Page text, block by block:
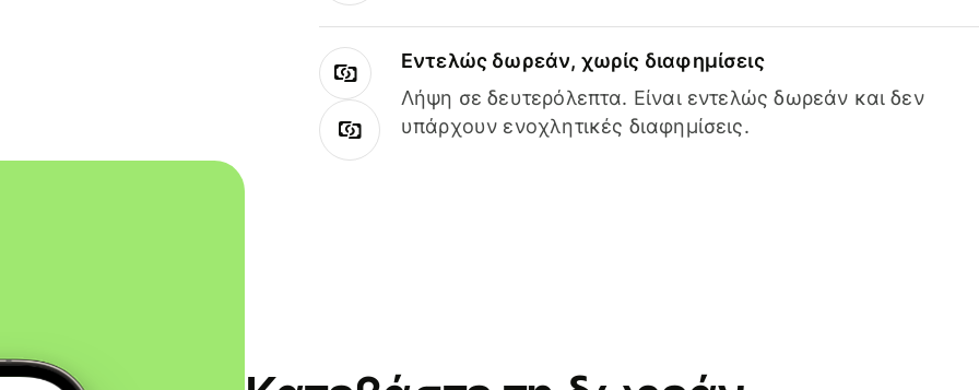
Εντελώς δωρεάν, χωρίς διαφημίσεις
Λήψη σε δευτερόλεπτα. Είναι εντελώς δωρεάν και δεν
υπάρχουν ενοχλητικές διαφημίσεις.